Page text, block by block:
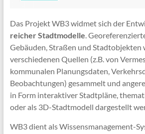
Das Projekt WB3 widmet sich der
reicher Stadtmodelle.
Gebäuden, Straßen und Stadtobjekten
verschiedenen Quellen (z.B. von
kommunalen Planungsdaten,
Beobachtungen) gesammelt und
in Form interaktiver Stadtpläne,
oder als 3D-Stadtmodell dargestellt
WB3 dient als Wissensmanagement-